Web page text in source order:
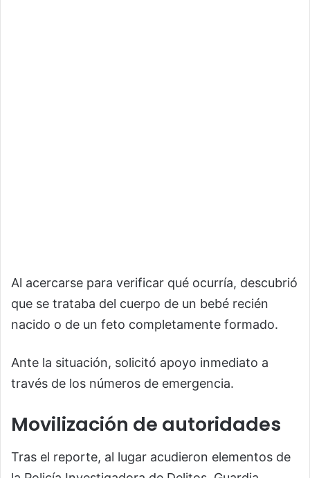
Al acercarse para verificar qué ocurría, descubrió
que se trataba del cuerpo de un bebé recién
nacido o de un feto completamente formado.
Ante la situación, solicitó apoyo inmediato a
través de los números de emergencia.
Movilización de autoridades
Tras el reporte, al lugar acudieron elementos de